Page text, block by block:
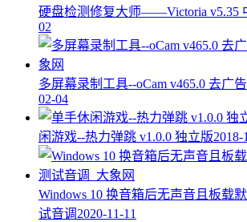
硬盘检测修复大师——Victoria v5.35
02
多屏幕录制工具--oCam v465.0 去广
02-04
闲游戏--热力弹跳 v1.0.0 独立版2018-
Windows 10 换音箱后无声音且板载
试音调 2020-11-11